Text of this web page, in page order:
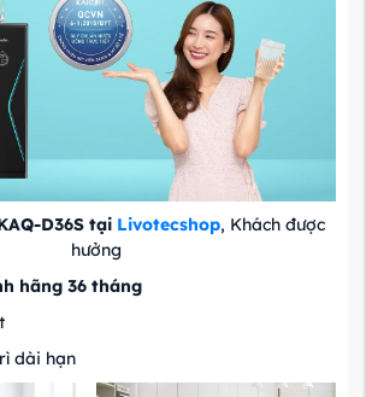
D36S tại Livotecshop, Khách được
hưởng
hãng 36 tháng
dài hạn